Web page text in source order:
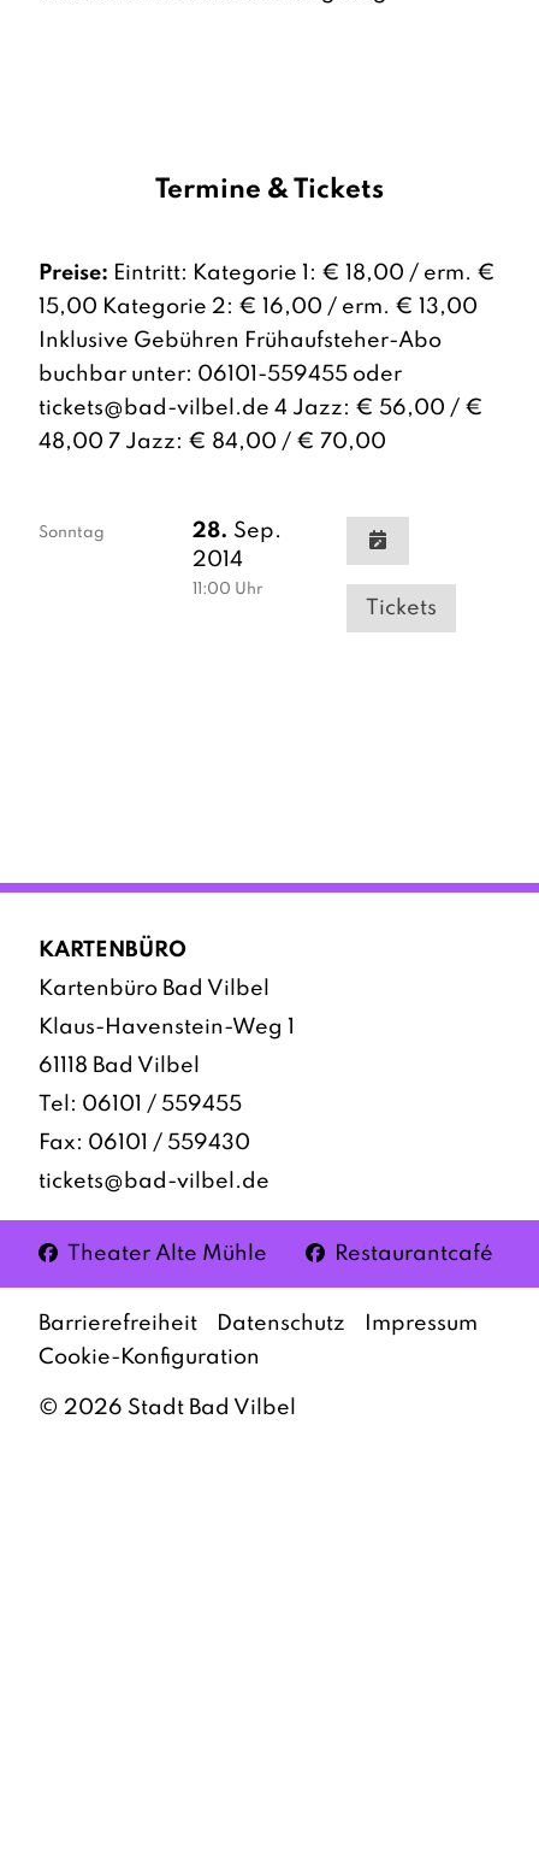
Termine & Tickets
Preise: Eintritt: Kategorie 1: € 18,00 / erm. €
15,00 Kategorie 2: € 16,00 / erm. € 13,00
Inklusive Gebühren Frühaufsteher-Abo
buchbar unter: 06101-559455 oder
tickets@bad-vilbel.de 4 Jazz: € 56,00 / €
48,00 7 Jazz: € 84,00 / € 70,00
Sonntag 28. Sep.
2014
11:00 Uhr
Tickets
KARTENBÜRO
Kartenbüro Bad Vilbel
Klaus-Havenstein-Weg 1
61118 Bad Vilbel
Tel: 06101 / 559455
Fax: 06101 / 559430
tickets@bad-vilbel.de
Facebook
Theater Alte Mühle Facebook
Restaurantcafé
© 2026 Stadt Bad Vilbel
Barrierefreiheit Datenschutz
Impressum
Cookie-Konfiguration